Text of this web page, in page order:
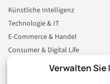
Verwalten Sie
Künstliche Intelligenz
Technologie & IT
E-Commerce & Handel
Consumer & Digital Life